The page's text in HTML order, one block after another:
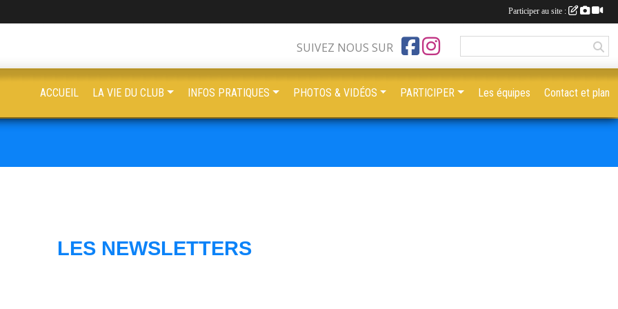
LES NEWSLETTERS
SUIVEZ NOUS SUR
ACCUEIL LA VIE DU CLUB INFOS PRATIQUES PHOTOS & VIDÉOS PARTICIPER Les équipes Contact et plan
Participer au site :